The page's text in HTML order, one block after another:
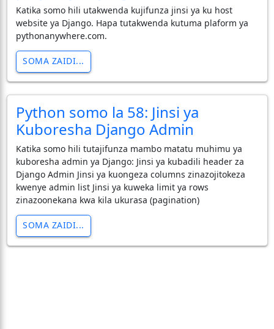
Katika somo hili utakwenda kujifunza jinsi ya ku host
website ya Django. Hapa tutakwenda kutuma plaform ya
pythonanywhere.com.
SOMA ZAIDI...
Python somo la 58: Jinsi ya
Kuboresha Django Admin
Katika somo hili tutajifunza mambo matatu muhimu ya
kuboresha admin ya Django: Jinsi ya kubadili header za
Django Admin Jinsi ya kuongeza columns zinazojitokeza
kwenye admin list Jinsi ya kuweka limit ya rows
zinazoonekana kwa kila ukurasa (pagination)
SOMA ZAIDI...